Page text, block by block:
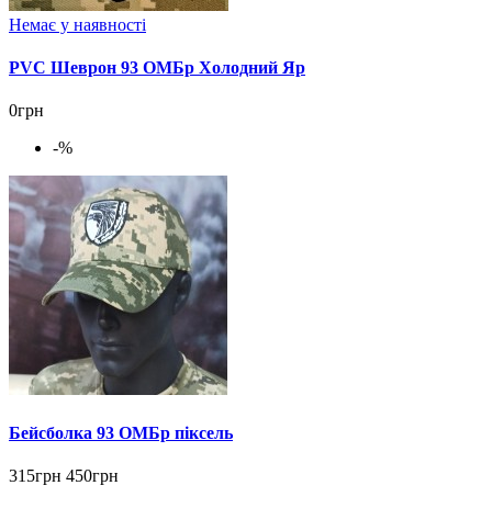
Немає у наявності
PVC Шеврон 93 ОМБр Холодний Яр
0грн
-%
Бейсболка 93 ОМБр піксель
315грн 450грн